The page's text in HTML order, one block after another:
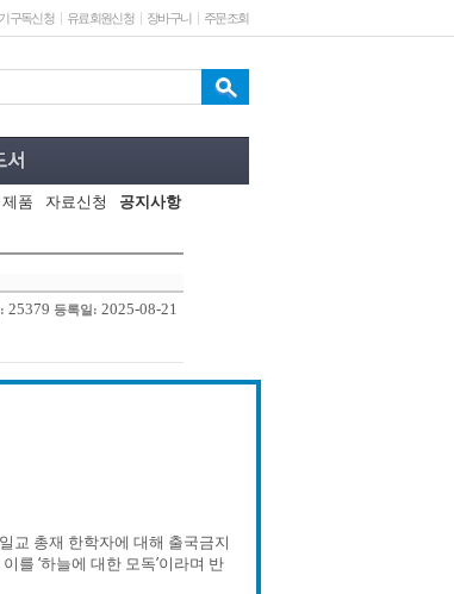
구독신청 유료회원신청 장바구니 주문조회
품 자료신청 공지사항
25379 등록일: 2025-08-21
교 총재 한학자에 대해 출국금지
를 ‘하늘에 대한 모독’이라며 반